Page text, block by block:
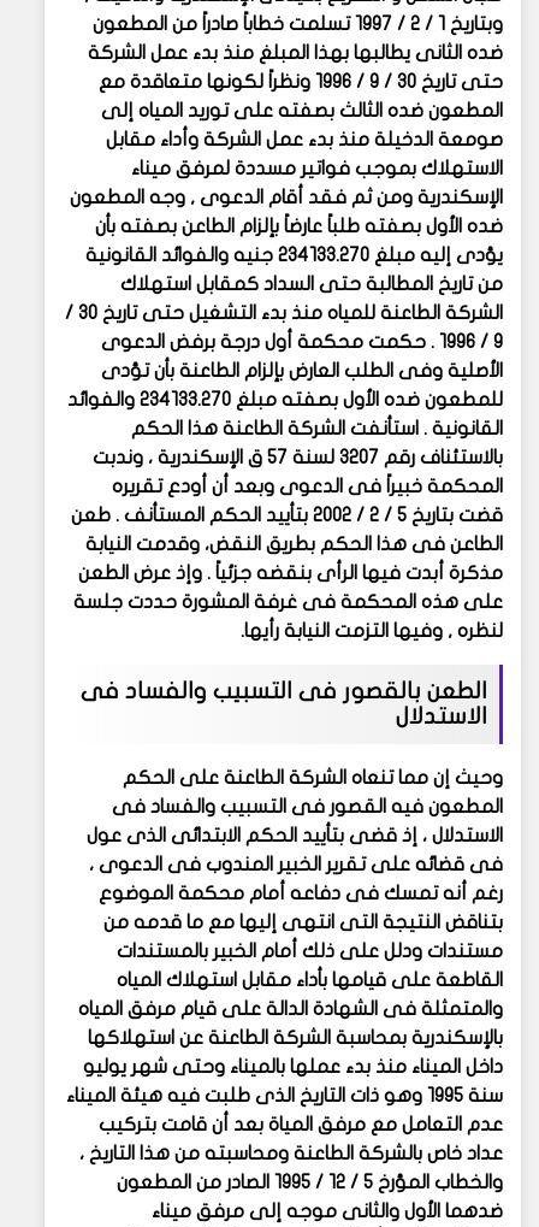
وبتاريخ ١ / ٢ / ١٩٩٧ تسلمت خطاباً صادراً من المطعون
ضده الثانى يطالبها بهذا المبلغ منذ بدء عمل الشركة
حتى تاريخ ٣٠ / ٩ / ١٩٩٦ ونظراً لكونها متعاقدة مع
المطعون ضده الثالث بصفته على توريد المياه إلى
صومعة الدخيلة منذ بدء عمل الشركة وأداء مقابل
الاستهلاك بموجب فواتير مسددة لمرفق ميناء
الإسكندرية ومن ثم فقد أقام الدعوى , وجه المطعون
ضده الأول بصفته طلباً عارضاً بإلزام الطاعن بصفته بأن
يؤدى إليه مبلغ ٢٣٤١٣٣.٢٧٠ جنيه والفوائد القانونية
من تاريخ المطالبة حتى السداد كمقابل استهلاك
الشركة الطاعنة للمياه منذ بدء التشغيل حتى تاريخ ٣٠ /
٩ / ١٩٩٦ . حكمت محكمة أول درجة برفض الدعوى
الأصلية وفى الطلب العارض بإلزام الطاعنة بأن تؤدى
للمطعون ضده الأول بصفته مبلغ ٢٣٤١٣٣.٢٧٠ والفوائد
القانونية . استأنفت الشركة الطاعنة هذا الحكم
بالاستئناف رقم ٣٢٠٧ لسنة ٥٧ ق الإسكندرية ، وندبت
المحكمة خبيراً فى الدعوى وبعد أن أودع تقريره
قضت بتاريخ ٥ / ٢ / ٢٠٠٢ بتأييد الحكم المستأنف . طعن
الطاعن فى هذا الحكم بطريق النقض، وقدمت النيابة
مذكرة أبدت فيها الرأى بنقضه جزئياً . وإذ عرض الطعن
على هذه المحكمة فى غرفة المشورة حددت جلسة
لنظره , وفيها التزمت النيابة رأيها.
الطعن بالقصور فى التسبيب والفساد فى
الاستدلال
وحيث إن مما تنعاه الشركة الطاعنة على الحكم
المطعون فيه القصور فى التسبيب والفساد فى
الاستدلال ، إذ قضى بتأييد الحكم الابتدائى الذى عول
فى قضائه على تقرير الخبير المندوب فى الدعوى ،
رغم أنه تمسك فى دفاعه أمام محكمة الموضوع
بتناقض النتيجة التى انتهى إليها مع ما قدمه من
مستندات ودلل على ذلك أمام الخبير بالمستندات
القاطعة على قيامها بأداء مقابل استهلاك المياه
والمتمثلة فى الشهادة الدالة على قيام مرفق المياه
بالإسكندرية بمحاسبة الشركة الطاعنة عن استهلاكها
داخل الميناء منذ بدء عملها بالميناء وحتى شهر يوليو
سنة ١٩٩٥ وهو ذات التاريخ الذى طلبت فيه هيئة الميناء
عدم التعامل مع مرفق المياة بعد أن قامت بتركيب
عداد خاص بالشركة الطاعنة ومحاسبته من هذا التاريخ ،
والخطاب المؤرخ ٥ / ١٢ / ١٩٩٥ الصادر من المطعون
ضدهما الأول والثانى موجه إلى مرفق ميناء